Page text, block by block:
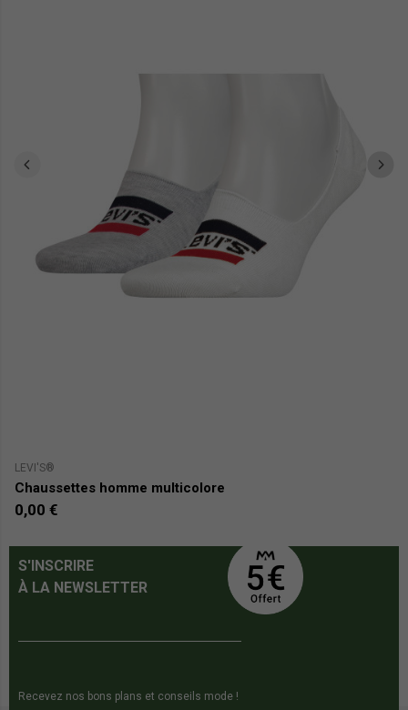
LEVI'S®
Chaussettes homme multicolore
0,00 €
S'INSCRIRE
À LA NEWSLETTER
Recevez nos bons plans et conseils mode !